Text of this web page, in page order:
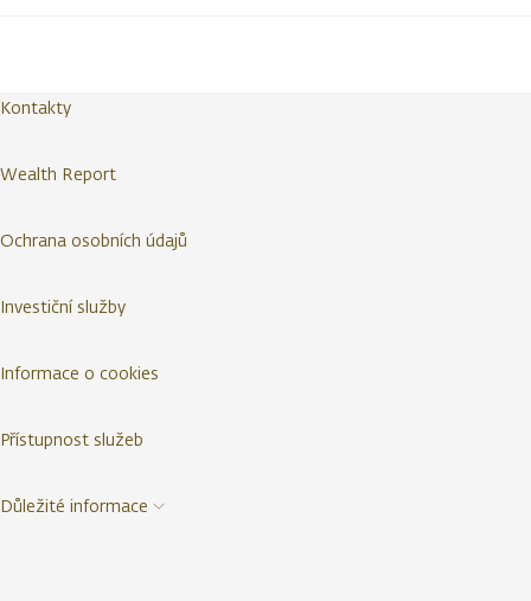
Kontakty
Wealth Report
Ochrana osobních údajů
Investiční služby
Informace o cookies
Přístupnost služeb
Důležité informace